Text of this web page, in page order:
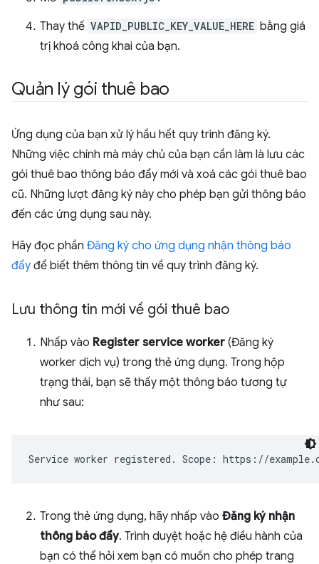
Thay thế VAPID_PUBLIC_KEY_VALUE_HERE bằng giá
trị khoá công khai của bạn.
Quản lý gói thuê bao
Ứng dụng của bạn xử lý hầu hết quy trình đăng ký.
Những việc chính mà máy chủ của bạn cần làm là lưu các
gói thuê bao thông báo đẩy mới và xoá các gói thuê bao
cũ. Những lượt đăng ký này cho phép bạn gửi thông báo
đến các ứng dụng sau này.
Hãy đọc phần Đăng ký cho ứng dụng nhận thông báo
đẩy để biết thêm thông tin về quy trình đăng ký.
Lưu thông tin mới về gói thuê bao
Nhấp vào Register service worker (Đăng ký
worker dịch vụ) trong thẻ ứng dụng. Trong hộp
trạng thái, bạn sẽ thấy một thông báo tương tự
như sau:
Trong thẻ ứng dụng, hãy nhấp vào Đăng ký nhận
thông báo đẩy. Trình duyệt hoặc hệ điều hành của
bạn có thể hỏi xem bạn có muốn cho phép trang